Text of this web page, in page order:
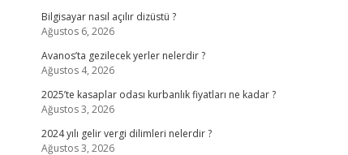
Bilgisayar nasıl açılır dizüstü ?
Ağustos 6, 2026
Avanos’ta gezilecek yerler nelerdir ?
Ağustos 4, 2026
2025’te kasaplar odası kurbanlık fiyatları ne kadar ?
Ağustos 3, 2026
2024 yılı gelir vergi dilimleri nelerdir ?
Ağustos 3, 2026